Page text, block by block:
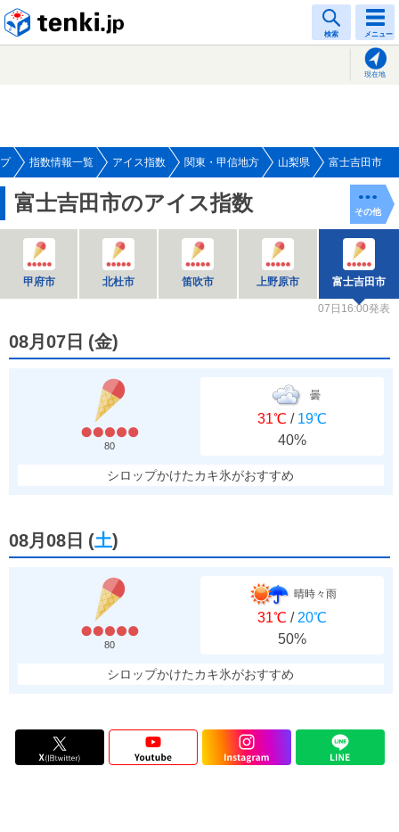
検索 メニュー
現在地
指数情報一覧 アイス指数 関東・甲信地方 山梨県 富士吉田市
富士吉田市のアイス指数
甲府市 北杜市 笛吹市 上野原市 富士吉田市
その他
07日16:00発表
08月07日 (金)
80
曇
31℃ / 19℃
40%
シロップかけたカキ氷がおすすめ
08月08日 (土)
80
晴時々雨
31℃ / 20℃
50%
シロップかけたカキ氷がおすすめ